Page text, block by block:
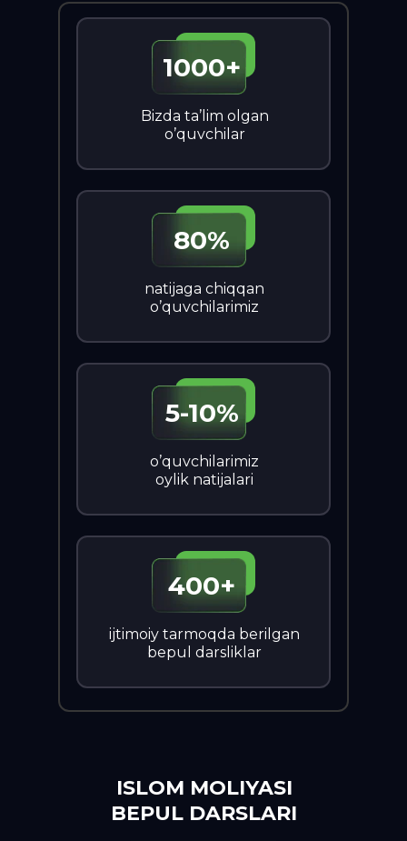
Bizda ta’lim olgan
o’quvchilar
1000+
o’quvchilarimiz
oylik natijalari
5-10%
80%
natijaga chiqqan
o’quvchilarimiz
400+
ijtimoiy tarmoqda berilgan
bepul darsliklar
ISLOM MOLIYASI
BEPUL DARSLARI